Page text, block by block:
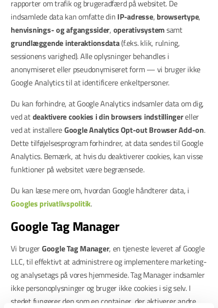
rapporter om trafik og brugeradfærd på websitet. De
indsamlede data kan omfatte din IP-adresse, browsertype,
henvisnings- og afgangssider, operativsystemsamt
grundlæggende interaktionsdata(f.eks. klik, rulning,
sessionens varighed). Alle oplysninger behandles i
anonymiseret eller pseudonymiseret form — vi bruger ikke
Google Analytics til at identificere enkeltpersoner.
Du kan forhindre, at Google Analytics indsamler data om dig,
ved atdeaktivere cookies i din browsers indstillingereller
ved at installereGoogle Analytics Opt-out Browser Add-on.
Dette tilføjelsesprogram forhindrer, at data sendes til Google
Analytics. Bemærk, at hvis du deaktiverer cookies, kan visse
funktioner på websitet være begrænsede.
Du kan læse mere om, hvordan Google håndterer data, i
Googles privatlivspolitik.
Google Tag Manager
Vi brugerGoogle Tag Manager, en tjeneste leveret af Google
LLC, til effektivt at administrere og implementere marketing-
og analysetags på vores hjemmeside. Tag Manager indsamler
ikke personoplysninger og bruger ikke cookies i sig selv. I
stedet fungerer den som en container, der aktiverer andre